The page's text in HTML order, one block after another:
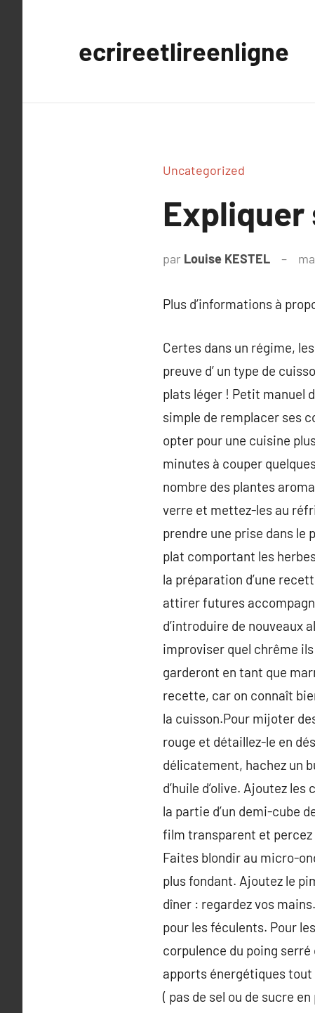
ecrireetlireenligne
Uncategorized
par Louise KESTEL
Plus d’informations à
Certes dans un régime,
preuve d’ un type de
plats léger ! Petit manuel
simple de remplacer ses
opter pour une cuisine
minutes à couper
nombre des plantes
verre et mettez-les au
prendre une prise dans le
plat comportant les
la préparation d’une
attirer futures
d’introduire de nouveaux
improviser quel chrême
garderont en tant que
recette, car on connaît
la cuisson.Pour mijoter
rouge et détaillez-le en
délicatement, hachez un
d’huile d’olive. Ajoutez
la partie d’un demi-cube
film transparent et percez
Faites blondir au micro-
plus fondant. Ajoutez le
dîner : regardez vos
pour les féculents. Pour
corpulence du poing
apports énergétiques tout
( pas de sel ou de sucre